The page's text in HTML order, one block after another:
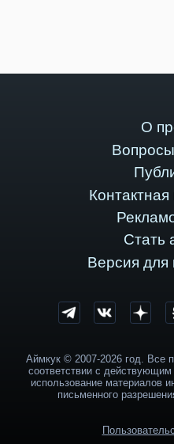
О
Стать
Версия для
Аймкук © 2007-2026 год. Все
соответствии с
использование материалов
письменного